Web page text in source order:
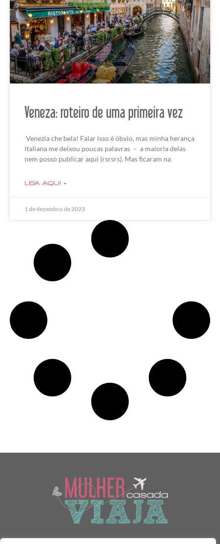
Veneza: roteiro de uma primeira vez
Venezia che bela! Falar isso é óbvio, mas minha herança
italiana me deixou poucas palavras – a maioria delas
nem posso publicar aqui (rsrsrs). Mas ficaram na
LEIA AQUI »
1 de dezembro de 2023